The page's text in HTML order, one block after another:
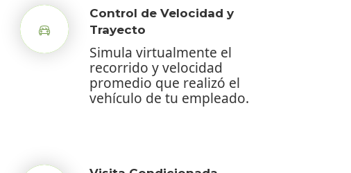
Control de Velocidad y
Trayecto
Simula virtualmente el
recorrido y velocidad
promedio que realizó el
vehículo de tu empleado.